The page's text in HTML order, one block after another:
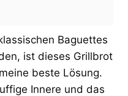
Baguettes
ist dieses Grillbrot
beste Lösung.
Innere und das